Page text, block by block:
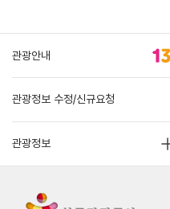
관광안내
관광정보 수정/신규요청
관광정보